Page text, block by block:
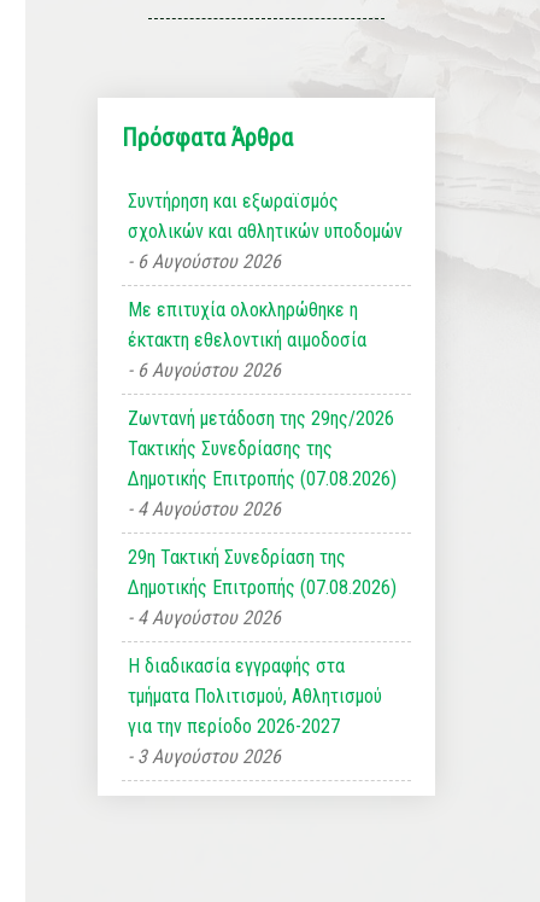
Πρόσφατα Άρθρα
Συντήρηση και εξωραϊσμός
σχολικών και αθλητικών υποδομών
6 Αυγούστου 2026
Με επιτυχία ολοκληρώθηκε η
έκτακτη εθελοντική αιμοδοσία
6 Αυγούστου 2026
Ζωντανή μετάδοση της 29ης/2026
Τακτικής Συνεδρίασης της
Δημοτικής Επιτροπής (07.08.2026)
4 Αυγούστου 2026
29η Τακτική Συνεδρίαση της
Δημοτικής Επιτροπής (07.08.2026)
4 Αυγούστου 2026
Η διαδικασία εγγραφής στα
τμήματα Πολιτισμού, Αθλητισμού
για την περίοδο 2026-2027
3 Αυγούστου 2026